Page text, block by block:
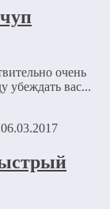
очень
убеждать вас...
06.03.2017